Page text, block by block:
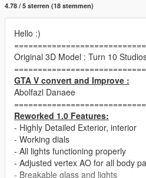
4.78 / 5 sterren (18 stemmen)
Hello :)
Original 3D Model : Turn 10
GTA V convert and Improve :
Abolfazl Danaee
Reworked 1.0 Features:
- Highly Detailed Exterior, interior
- Working dials
- All lights functioning properly
- Adjusted vertex AO for all body
- Breakable glass and lights